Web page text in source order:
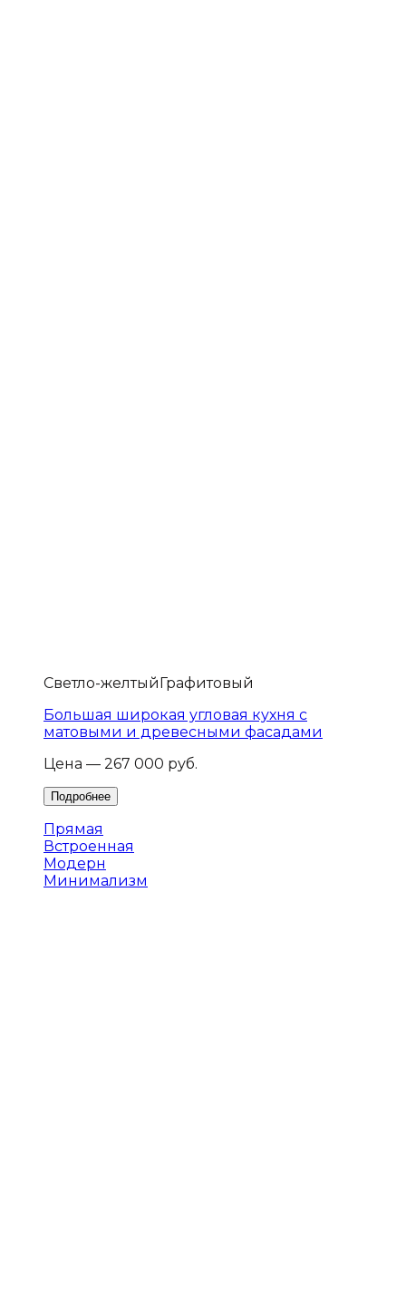
Светло-желтыйГрафитовый
Большая широкая угловая кухня с
матовыми и древесными фасадами
Цена — 267 000 руб.
Прямая
Встроенная
Модерн
Минимализм